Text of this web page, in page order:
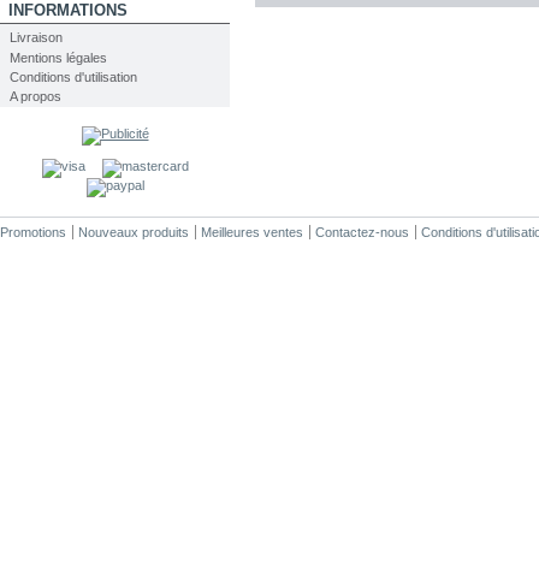
INFORMATIONS
Livraison
Mentions légales
Conditions d'utilisation
A propos
Promotions Nouveaux produits Meilleures ventes Contactez-nous Conditions